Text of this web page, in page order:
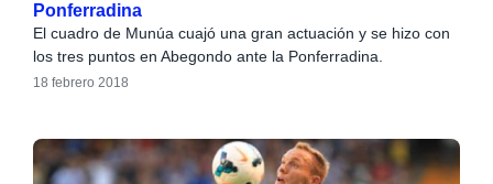
Ponferradina
El cuadro de Munúa cuajó una gran actuación y se hizo con
los tres puntos en Abegondo ante la Ponferradina.
18 febrero 2018